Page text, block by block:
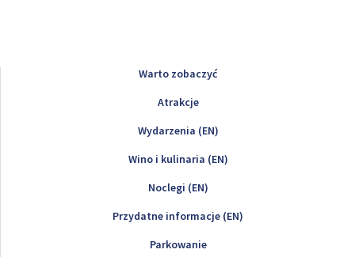
Warto zobaczyć
Atrakcje
Wydarzenia (EN)
Wino i kulinaria (EN)
Noclegi (EN)
Przydatne informacje (EN)
Parkowanie